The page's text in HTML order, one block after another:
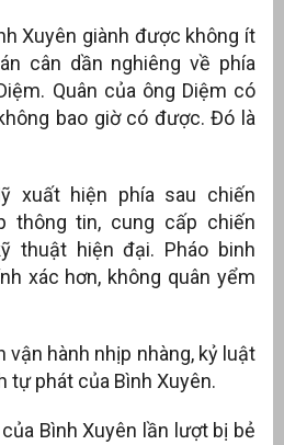
Xuyên giành được không ít
cân dần nghiêng về phía
Quân của ông Diệm có
bao giờ có được. Đó là
xuất hiện phía sau chiến
thông tin, cung cấp chiến
thuật hiện đại. Pháo binh
xác hơn, không quân yểm
vận hành nhịp nhàng, kỷ luật
tự phát của Bình Xuyên.
Bình Xuyên lần lượt bị bẻ